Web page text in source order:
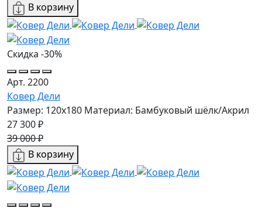
В корзину
Скидка -30%
Арт. 2200
Ковер Дели
Размер: 120x180 Материал: Бамбуковый шёлк/Акрил
27 300 ₽
39 000 ₽
В корзину